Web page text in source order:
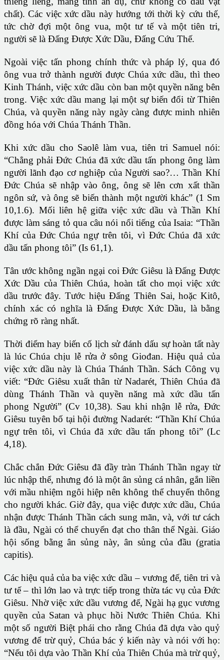
chất). Các việc xức dầu này hướng tới thời kỳ cứu thế,
tức chờ đợi một ông vua, một tư tế và một tiên tri,
người sẽ là Đấng Được Xức Dầu, Đấng Cứu Thế.
Ngoài việc tấn phong chính thức và pháp lý, qua đó
ông vua trở thành người được Chúa xức dầu, thì theo
Kinh Thánh, việc xức dầu còn ban một quyền năng bên
trong. Việc xức dầu mang lại một sự biến đổi từ Thiên
Chúa, và quyền năng này ngày càng được minh nhiên
đồng hóa với Chúa Thánh Thần.
Khi xức dầu cho Saolê làm vua, tiên tri Samuel nói:
“Chẳng phải Đức Chúa đã xức dầu tấn phong ông làm
người lãnh đạo cơ nghiệp của Người sao?… Thần Khí
Đức Chúa sẽ nhập vào ông, ông sẽ lên cơn xất thần
ngôn sứ, và ông sẽ biến thành một người khác” (1 Sm
10,1.6). Mối liên hệ giữa việc xức dầu và Thần Khí
được làm sáng tỏ qua câu nói nổi tiếng của Isaia: “Thần
Khí của Đức Chúa ngự trên tôi, vì Đức Chúa đã xức
dầu tấn phong tôi” (Is 61,1).
Tân ước không ngần ngại coi Đức Giêsu là Đấng Được
Xức Dầu của Thiên Chúa, hoàn tất cho mọi việc xức
dầu trước đây. Tước hiệu Đấng Thiên Sai, hoặc Kitô,
chính xác có nghĩa là Đấng Được Xức Dầu, là bằng
chứng rõ ràng nhất.
Thời điểm hay biến cố lịch sử đánh dấu sự hoàn tất này
là lúc Chúa chịu lễ rửa ở sông Giođan. Hiệu quả của
việc xức dầu này là Chúa Thánh Thần. Sách Công vụ
viết: “Đức Giêsu xuất thân từ Nadarét, Thiên Chúa đã
dùng Thánh Thần và quyền năng mà xức dầu tấn
phong Người” (Cv 10,38). Sau khi nhận lễ rửa, Đức
Giêsu tuyên bố tại hội đường Nadarét: “Thần Khí Chúa
ngự trên tôi, vì Chúa đã xức dầu tấn phong tôi” (Lc
4,18).
Chắc chắn Đức Giêsu đã đầy tràn Thánh Thần ngay từ
lúc nhập thể, nhưng đó là một ân sủng cá nhân, gắn liền
với mầu nhiệm ngôi hiệp nên không thể chuyển thông
cho người khác. Giờ đây, qua việc được xức dầu, Chúa
nhận được Thánh Thần cách sung mãn, và, với tư cách
là đầu, Ngài có thể chuyển đạt cho thân thể Ngài. Giáo
hội sống bằng ân sủng này, ân sủng của đầu (gratia
capitis).
Các hiệu quả của ba việc xức dầu – vương đế, tiên tri và
tư tế – thì lớn lao và trực tiếp trong thừa tác vụ của Đức
Giêsu. Nhờ việc xức dầu vương đế, Ngài hạ gục vương
quyền của Satan và phục hồi Nước Thiên Chúa. Khi
một số người Biệt phái cho rằng Chúa đã dựa vào quỷ
vương để trừ quỷ, Chúa bác ý kiến này và nói với họ:
“Nếu tôi dựa vào Thần Khí của Thiên Chúa mà trừ quỷ,